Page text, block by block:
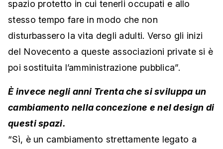
spazio protetto in cui tenerli occupati e allo
stesso tempo fare in modo che non
disturbassero la vita degli adulti. Verso gli inizi
del Novecento a queste associazioni private si è
poi sostituita l’amministrazione pubblica”.
È invece negli anni Trenta che si sviluppa un
cambiamento nella concezione e nel design di
questi spazi.
“Sì, è un cambiamento strettamente legato a